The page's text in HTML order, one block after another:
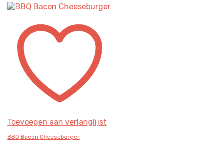
Toevoegen aan verlanglijst
BBQ Bacon Cheeseburger